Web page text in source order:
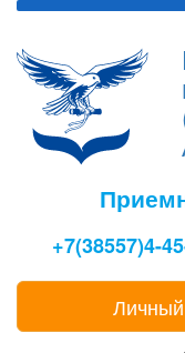
+7(38557)4-
Личный